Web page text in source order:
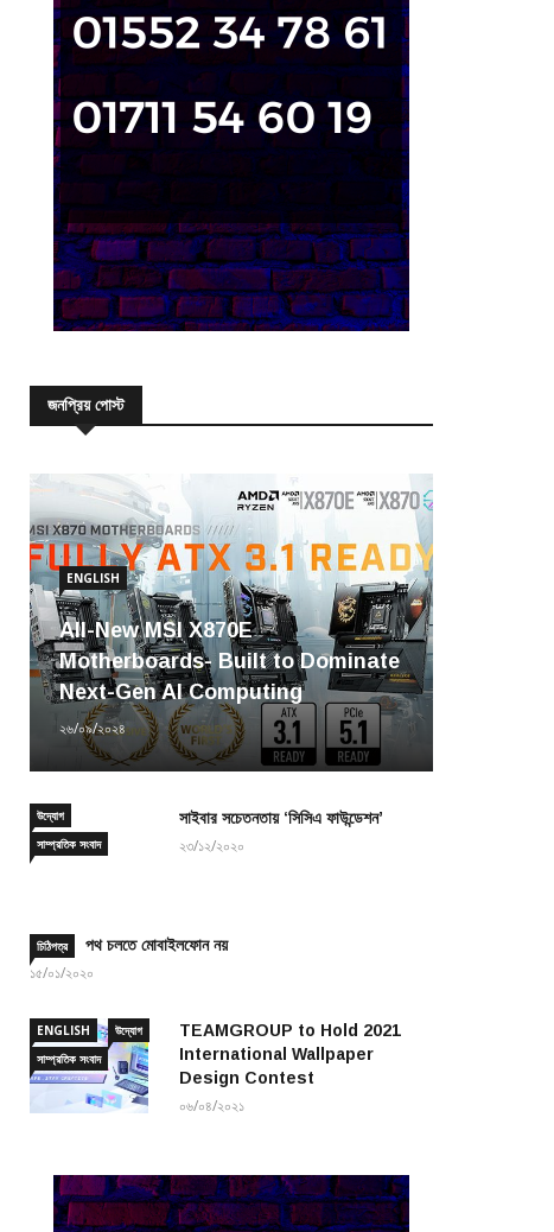
জনপ্রিয় পোস্ট
ENGLISH
All-New MSI X870E
Motherboards- Built to Dominate
Next-Gen AI Computing
২৬/০৯/২০২৪
উদ্যোগ
সাম্প্রতিক সংবাদ
সাইবার সচেতনতায় ‘সিসিএ ফাউন্ডেশন’
২৩/১২/২০২০
চিঠিপত্র পথ চলতে মোবাইলফোন নয়
১৫/০১/২০২০
ENGLISH
উদ্যোগ
সাম্প্রতিক সংবাদ
TEAMGROUP to Hold 2021
International Wallpaper
Design Contest
০৬/০৪/২০২১